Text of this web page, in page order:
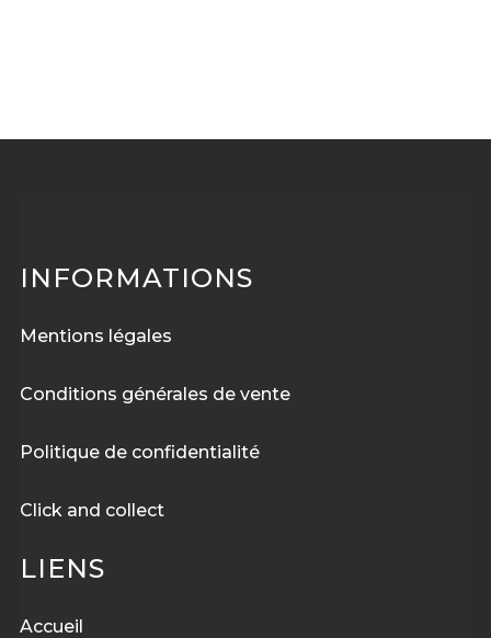
INFORMATIONS
Mentions légales
Conditions générales de vente
Politique de confidentialité
Click and collect
LIENS
Accueil